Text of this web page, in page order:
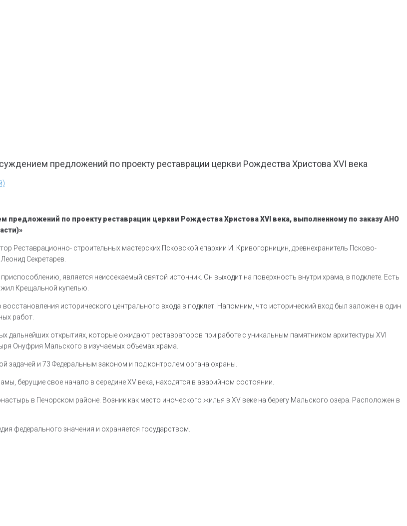
предложений по проекту реставрации церкви Рождества Христова XVI века
по проекту реставрации церкви Рождества Христова XVI века, выполненному по заказу АНО
Реставрационно- строительных мастерских Псковской епархии И. Кривогорницин, древнехранитель Псково-
Секретарев.
является неиссекаемый святой источник. Он выходит на поверхность внутри храма, в подклете. Есть
Крещальной купелью.
исторического центрального входа в подклет. Напомним, что исторический вход был заложен в один
работ.
открытиях, которые ожидают реставраторов при работе с уникальным памятником архитектуры XVI
Онуфрия Мальского в изучаемых объемах храма.
задачей и 73 Федеральным законом и под контролем органа охраны.
берущие свое начало в середине XV века, находятся в аварийном состоянии.
в Печорском районе. Возник как место иноческого жилья в XV веке на берегу Мальского озера. Расположен в
федерального значения и охраняется государством.